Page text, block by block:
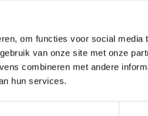
om functies voor social media
van onze site met onze
combineren met andere
hun services.
softshells, rugzakken, maar ook
ingewerkte reflecterende
materiaal wel op de kwaliteit van
weerkaatsen het licht
reflectoren. De gekleurde
Kies voor goed reflecterend